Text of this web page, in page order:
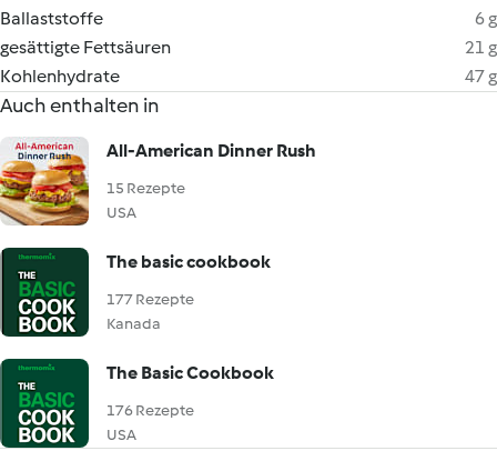
Ballaststoffe
6 g
gesättigte Fettsäuren
21 g
Kohlenhydrate
47 g
Auch enthalten in
All-American Dinner Rush
15 Rezepte
USA
The basic cookbook
177 Rezepte
Kanada
The Basic Cookbook
176 Rezepte
USA